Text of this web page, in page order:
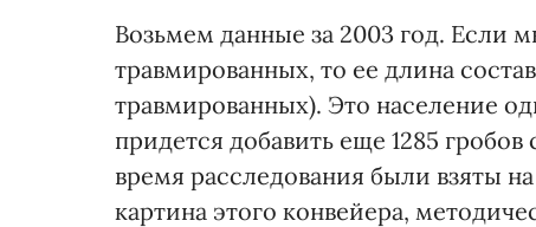
Возьмем данные за 2003 год. Если
травмированных, то ее длина
травмированных). Это население
придется добавить еще 1285
время расследования были взяты
картина этого конвейера,